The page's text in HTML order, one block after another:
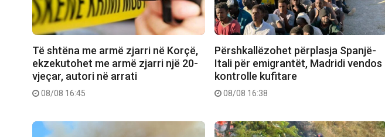
Të shtëna me armë zjarri në Korçë,
ekzekutohet me armë zjarri një 20-
vjeçar, autori në arrati
08/08 16:45
Përshkallëzohet përplasja Spanjë-
Itali për emigrantët, Madridi vendos
kontrolle kufitare
08/08 16:38